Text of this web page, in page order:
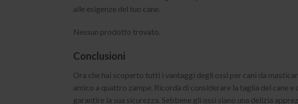
alle esigenze del tuo cane.
Nessun prodotto trovato.
Conclusioni
Ora che hai scoperto tutti i vantaggi degli ossi per cani da
amico a quattro zampe. Ricorda di considerare la taglia del cane
garantire la sua sicurezza. Sebbene gli ossi siano una delizia